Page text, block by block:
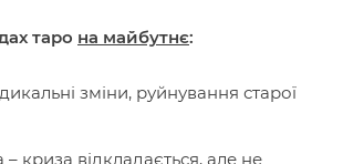
таро на майбутнє:
зміни, руйнування старої
– криза відкладається, але не